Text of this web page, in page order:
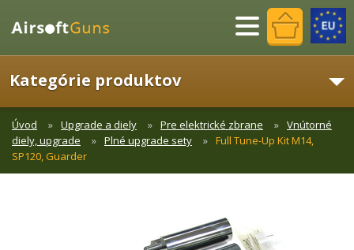
Menu
Kategórie produktov
Úvod Upgrade a diely Pre elektrické zbrane
Vnútorné
diely, upgrade
Plné upgrade sety
Full Tune-Up Kit M14,
SP120, Guarder